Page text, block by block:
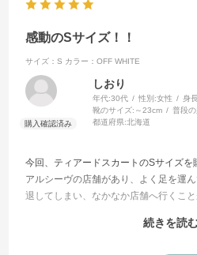
感動のSサイズ！！
サイズ：S カラー：OFF WHITE
しおり
年代:30代 性別:女性 身
靴のサイズ: ～23cm 普段
都道府県:北海道
今回、ティアードスカートのSサイズ
アルシーヴの店舗があり、よく足を運
退してしまい、なかなか店舗へ行くこ
リニットのグレーを購入しました。そ
続きを読